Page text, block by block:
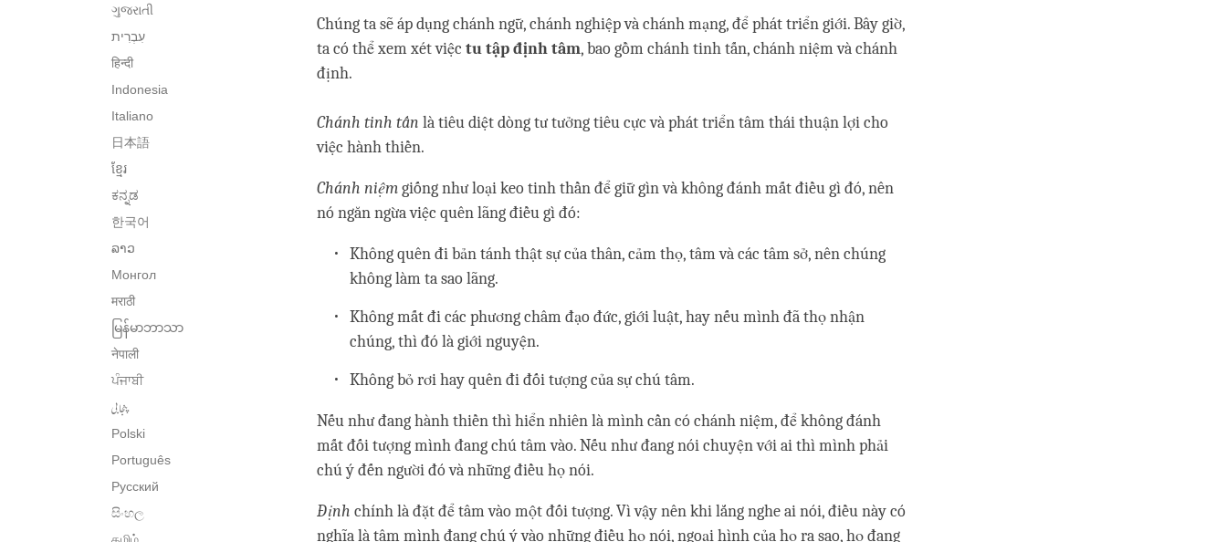
ગુજરાતી
हिन्दी
Indonesia
Italiano
日本語
ខ្មែរ
ಕನ್ನಡ
한국어
ລາວ
Монгол
मराठी
မြန်မာဘာသာ
नेपाली
ਪੰਜਾਬੀ
پنجابی
Polski
Português
Русский
සිංහල
Chúng ta sẽ áp dụng chánh ngữ, chánh nghiệp và chánh mạng, để phát triển giới. Bây giờ,
ta có thể xem xét việc tu tập định tâm, bao gồm chánh tinh tấn, chánh niệm và chánh
định.
Chánh tinh tấn là tiêu diệt dòng tư tưởng tiêu cực và phát triển tâm thái thuận lợi cho
việc hành thiền.
Chánh niệmgiống như loại keo tinh thần để giữ gìn và không đánh mất điều gì đó, nên
nó ngăn ngừa việc quên lãng điều gì đó:
Không quên đi bản tánh thật sự của thân, cảm thọ, tâm và các tâm sở, nên chúng
không làm ta sao lãng.
Không mất đi các phương châm đạo đức, giới luật, hay nếu mình đã thọ nhận
chúng, thì đó là giới nguyện.
Không bỏ rơi hay quên đi đối tượng của sự chú tâm.
Nếu như đang hành thiền thì hiển nhiên là mình cần có chánh niệm, để không đánh
mất đối tượng mình đang chú tâm vào. Nếu như đang nói chuyện với ai thì mình phải
chú ý đến người đó và những điều họ nói.
Định chính là đặt để tâm vào một đối tượng. Vì vậy nên khi lắng nghe ai nói, điều này có
nghĩa là tâm mình đang chú ý vào những điều họ nói, ngoại hình của họ ra sao, họ đang